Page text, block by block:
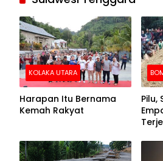
KOLAKA UTARA
Harapan Itu Bernama
Kemah Rakyat
Pilu,